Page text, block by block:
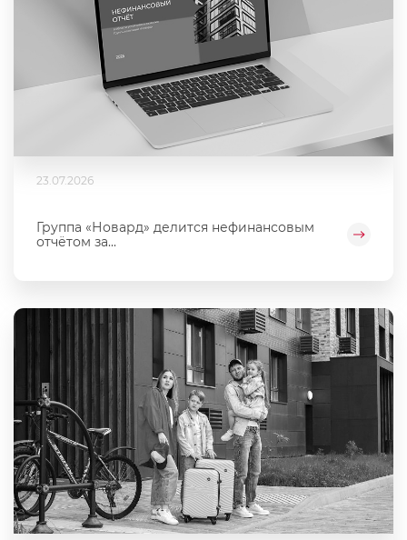
23.07.2026
Группа «Новард» делится нефинансовым
отчётом за...